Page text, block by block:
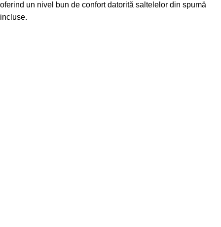
oferind un nivel bun de confort datorită saltelelor din spumă
incluse.